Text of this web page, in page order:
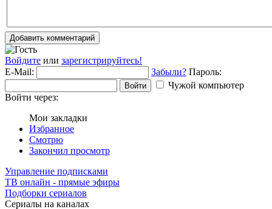
Добавить комментарий
Войдите или зарегистрируйтесь!
E-Mail:
Забыли? Пароль:
Войти
Чужой компьютер
Войти через:
Мои закладки
Избранное
Смотрю
Закончил просмотр
Управление подписками
ТВ онлайн - прямые эфиры
Подборки сериалов
Сериалы на каналах